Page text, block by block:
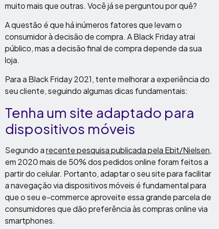
muito mais que outras. Você já se perguntou por quê?
A questão é que há inúmeros fatores que levam o
consumidor à decisão de compra. A Black Friday atrai
público, mas a decisão final de compra depende da sua
loja.
Para a Black Friday 2021, tente melhorar a experiência do
seu cliente, seguindo algumas dicas fundamentais:
Tenha um site adaptado para
dispositivos móveis
Segundo arecente pesquisa publicada pela Ebit/Nielsen,
em 2020 mais de 50% dos pedidos online foram feitos a
partir do celular. Portanto, adaptar o seu site para facilitar
a navegação via dispositivos móveis é fundamental para
que o seu e-commerce aproveite essa grande parcela de
consumidores que dão preferência às compras online via
smartphones.